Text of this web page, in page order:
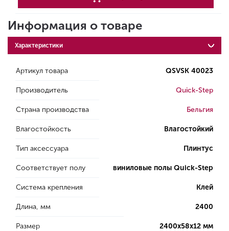
Информация о товаре
Характеристики
Артикул товара QSVSK 40023
Производитель Quick-Step
Страна производства Бельгия
Влагостойкость Влагостойкий
Тип аксессуара Плинтус
Соответствует полу виниловые полы Quick-Step
Система крепления Клей
Длина, мм 2400
Размер 2400х58х12 мм